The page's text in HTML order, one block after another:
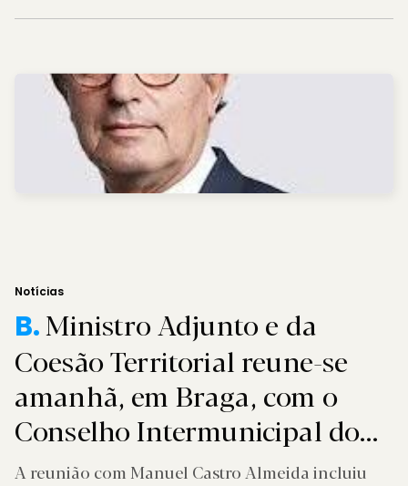
Notícias
B.Ministro Adjunto e da
Coesão Territorial reune-se
amanhã, em Braga, com o
Conselho Intermunicipal do
Cávado
A reunião com Manuel Castro Almeida incluiu